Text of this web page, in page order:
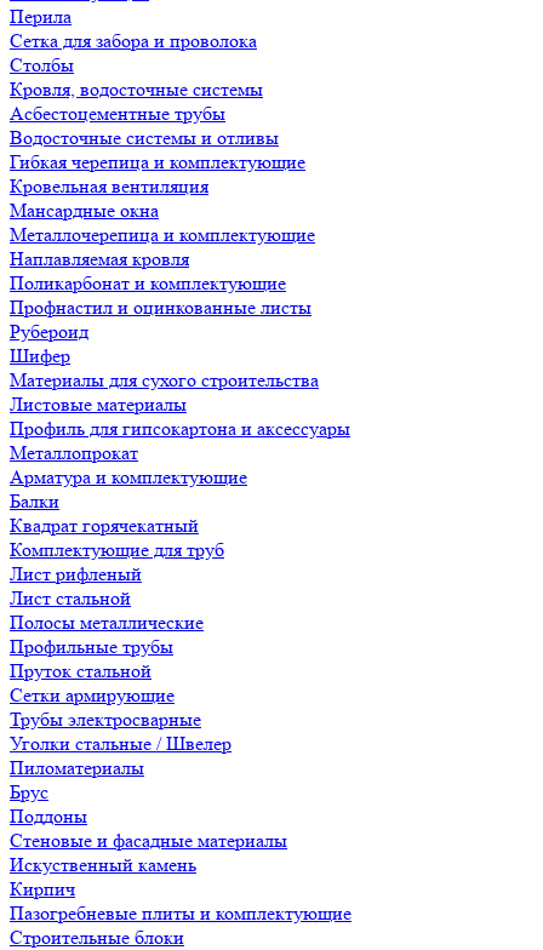
Перила
Сетка для забора и проволока
Столбы
Кровля, водосточные системы
Асбестоцементные трубы
Водосточные системы и отливы
Гибкая черепица и комплектующие
Кровельная вентиляция
Мансардные окна
Металлочерепица и комплектующие
Наплавляемая кровля
Поликарбонат и комплектующие
Профнастил и оцинкованные листы
Рубероид
Шифер
Материалы для сухого строительства
Листовые материалы
Профиль для гипсокартона и аксессуары
Металлопрокат
Арматура и комплектующие
Балки
Квадрат горячекатный
Комплектующие для труб
Лист рифленый
Лист стальной
Полосы металлические
Профильные трубы
Пруток стальной
Сетки армирующие
Трубы электросварные
Уголки стальные / Швелер
Пиломатериалы
Брус
Поддоны
Стеновые и фасадные материалы
Искуственный камень
Кирпич
Пазогребневые плиты и комплектующие
Строительные блоки